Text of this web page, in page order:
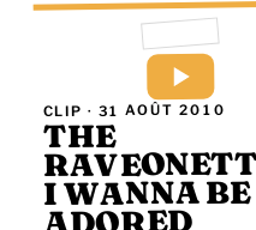
CLIP · 31 AOÛT 2010
THE
I WANNA BE
ADORED